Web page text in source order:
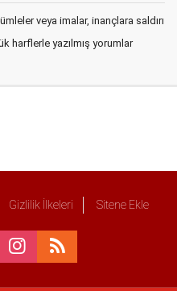
veya imalar, inançlara saldırı
harflerle yazılmış yorumlar
Gizlilik İlkeleri Sitene Ekle